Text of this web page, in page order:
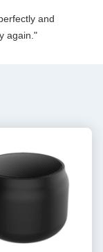
and
again."